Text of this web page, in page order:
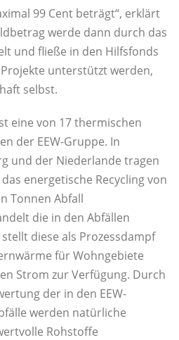
99 Cent beträgt“, erklärt
werde dann durch das
und fließe in den Hilfsfonds
Projekte unterstützt werden,
selbst.
eine von 17 thermischen
der EEW-Gruppe. In
und der Niederlande tragen
energetische Recycling von
Tonnen Abfall
die in den Abfällen
diese als Prozessdampf
für Wohngebiete
Strom zur Verfügung. Durch
der in den EEW-
werden natürliche
Rohstoffe